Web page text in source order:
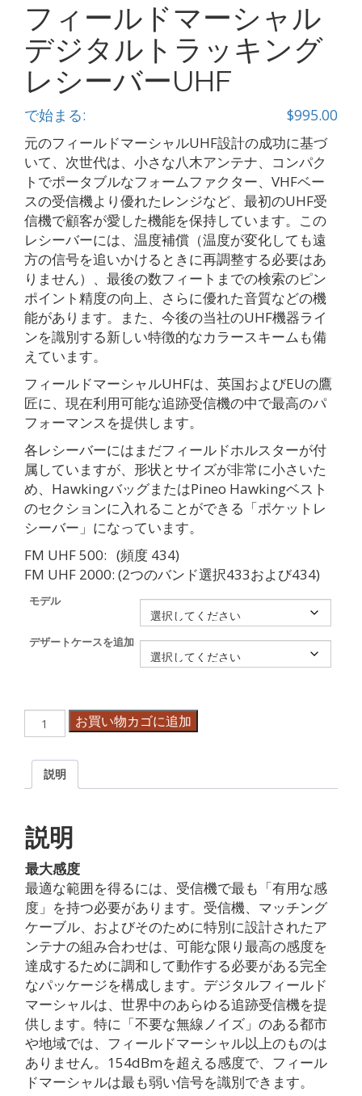
フィールドマーシャル
デジタルトラッキング
レシーバーUHF
で始まる: $995.00
元のフィールドマーシャルUHF設計の成功に基づ
いて、次世代は、小さな八木アンテナ、コンパク
トでポータブルなフォームファクター、VHFベー
スの受信機より優れたレンジなど、最初のUHF受
信機で顧客が愛した機能を保持しています。この
レシーバーには、温度補償（温度が変化しても遠
方の信号を追いかけるときに再調整する必要はあ
りません）、最後の数フィートまでの検索のピン
ポイント精度の向上、さらに優れた音質などの機
能があります。また、今後の当社のUHF機器ライ
ンを識別する新しい特徴的なカラースキームも備
えています。
フィールドマーシャルUHFは、英国およびEUの鷹
匠に、現在利用可能な追跡受信機の中で最高のパ
フォーマンスを提供します。
各レシーバーにはまだフィールドホルスターが付
属していますが、形状とサイズが非常に小さいた
め、HawkingバッグまたはPineo Hawkingベスト
のセクションに入れることができる「ポケットレ
シーバー」になっています。
FM UHF 500: (頻度 434)
FM UHF 2000: (2つのバンド選択433および434)
モデル
デザートケースを追加
ィ
ル
シ
ャ
ル
デ
ジ
タ
ル
ト
ラ
ッ
キ
ン
グ
レ
シ
ー
バ
お買い物カゴに追加
説明
説明
最大感度
最適な範囲を得るには、受信機で最も「有用な感
度」を持つ必要があります。受信機、マッチング
ケーブル、およびそのために特別に設計されたア
ンテナの組み合わせは、可能な限り最高の感度を
達成するために調和して動作する必要がある完全
なパッケージを構成します。デジタルフィールド
マーシャルは、世界中のあらゆる追跡受信機を提
供します。特に「不要な無線ノイズ」のある都市
や地域では、フィールドマーシャル以上のものは
ありません。154dBmを超える感度で、フィール
ドマーシャルは最も弱い信号を識別できます。